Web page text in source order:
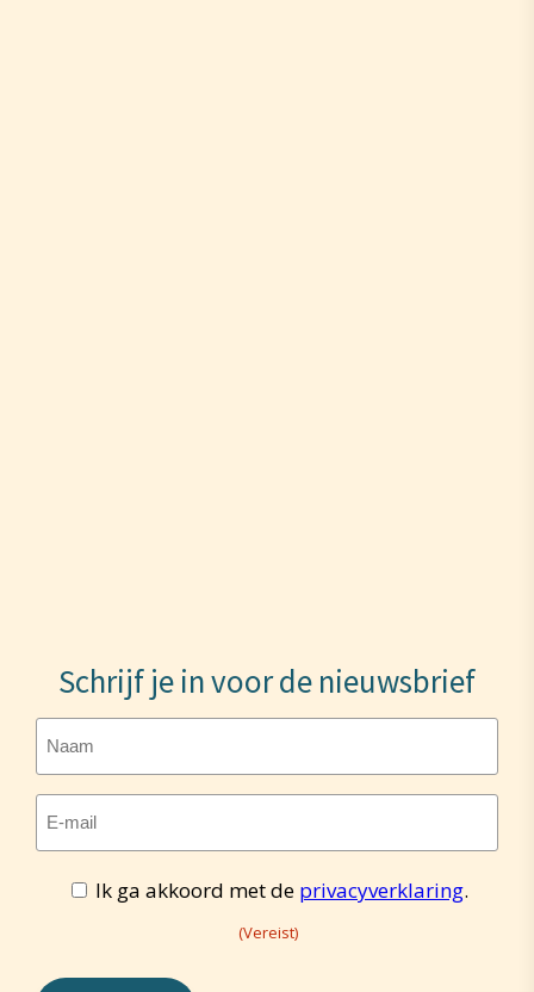
Schrijf je in voor de nieuwsbrief
mailadres
(Vereist)
Toestemming
(Vereist)
Ik ga akkoord met de privacyverklaring.
(Vereist)